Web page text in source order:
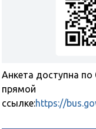
записи
Анкета доступна по
прямой
ссылке:https://